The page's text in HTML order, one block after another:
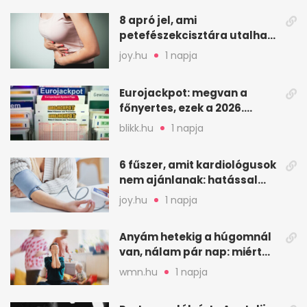
8 apró jel, ami
petefészekcisztára utalhat
– mire figyelj
joy.hu 1 napja
Eurojackpot: megvan a
főnyertes, ezek a 2026.
augusztus 7-i számok
blikk.hu 1 napja
6 fűszer, amit kardiológusok
nem ajánlanak: hatással
lehet a vérnyomásra
joy.hu 1 napja
Anyám hetekig a húgomnál
van, nálam pár nap: miért
fáj ennyire?
wmn.hu 1 napja